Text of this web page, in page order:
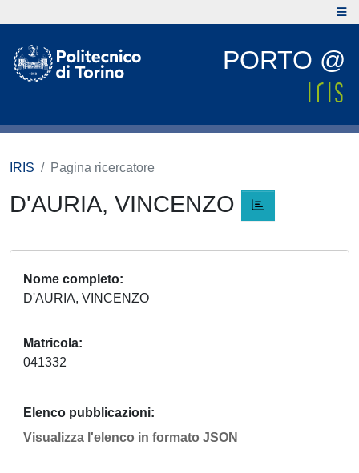
PORTO @
IRIS Pagina ricercatore
D'AURIA, VINCENZO
Nome completo
D'AURIA, VINCENZO
Matricola
041332
Elenco pubblicazioni
Visualizza l'elenco in formato JSON